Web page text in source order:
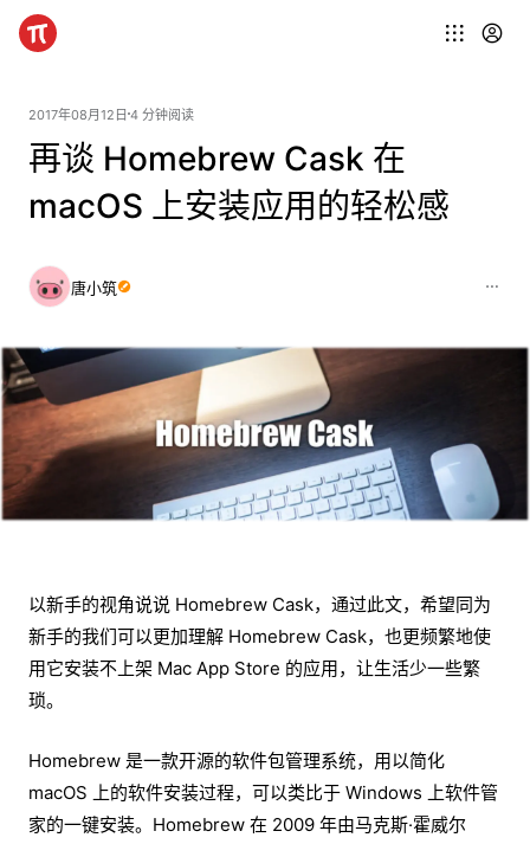
2017年08月12日 4 分钟阅读
再谈 Homebrew Cask 在
macOS 上安装应用的轻松感
唐小筑
以新手的视角说说 Homebrew Cask，通过此文，希望同为
新手的我们可以更加理解 Homebrew Cask，也更频繁地使
用它安装不上架 Mac App Store 的应用，让生活少一些繁
琐。
Homebrew 是一款开源的软件包管理系统，用以简化
macOS 上的软件安装过程，可以类比于 Windows 上软件管
家的一键安装。Homebrew 在 2009 年由马克斯·霍威尔